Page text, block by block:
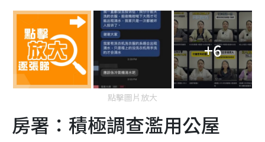
+6
點擊圖片放大
房署：積極調查濫用公屋